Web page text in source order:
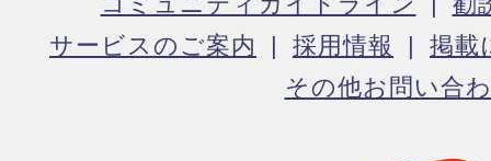
サービスのご案内
採用情報
掲載
その他お問い合